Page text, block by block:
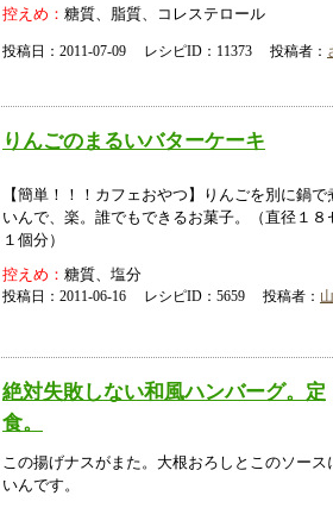
控えめ： 糖質、脂質、コレステロール
投稿日：2011-07-09 レシピID：11373 投稿者：
りんごのまるいバターケーキ
【簡単！！！カフェおやつ】りんごを別に鍋
いんで、楽。誰でもできるお菓子。（直径１８
１個分）
控えめ： 糖質、塩分
投稿日：2011-06-16 レシピID：5659 投稿者：
絶対失敗しない和風ハンバーグ。定
食。
この揚げナスがまた。大根おろしとこのソース
いんです。